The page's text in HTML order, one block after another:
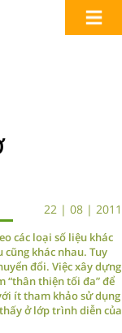
22 | 08 | 2011
các loại số liệu khác
cũng khác nhau. Tuy
đổi. Việc xây dựng
“thân thiện tối đa” để
ít tham khảo sử dụng
ở lớp trình diễn của